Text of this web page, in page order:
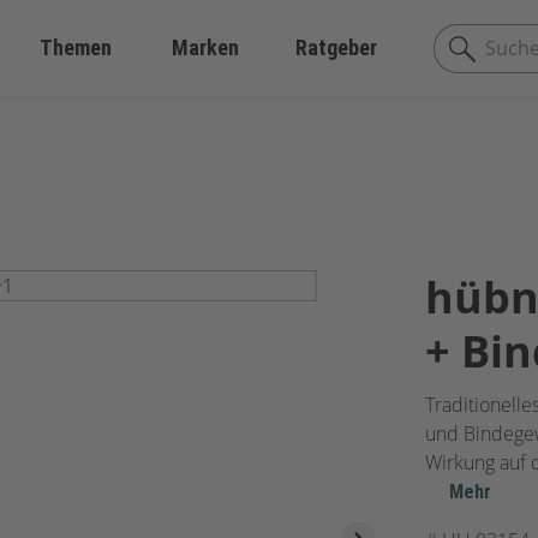
Themen Marken Ratgeber
+
und
Wirkung auf
Mehr